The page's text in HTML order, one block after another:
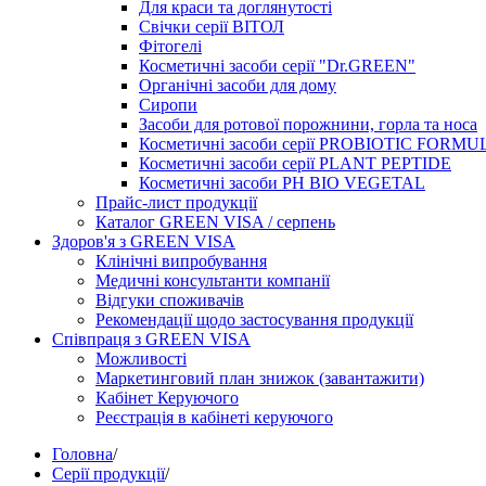
Для краси та доглянутості
Свічки серії ВІТОЛ
Фітогелі
Косметичні засоби серії "Dr.GREEN"
Органічні засоби для дому
Сиропи
Засоби для ротової порожнини, горла та носа
Косметичні засоби серії PROBIOTIC
Косметичні засоби серії PLANT PEPTIDE
Косметичні засоби PH BIO VEGETAL
Прайс-лист продукції
Каталог GREEN VISA / серпень
Здоров'я з GREEN VISA
Клінічні випробування
Медичні консультанти компанії
Відгуки споживачів
Рекомендації щодо застосування продукції
Співпраця з GREEN VISA
Можливості
Маркетинговий план знижок (завантажити)
Кабінет Керуючого
Реєстрація в кабінеті керуючого
Головна/
Серії продукції/